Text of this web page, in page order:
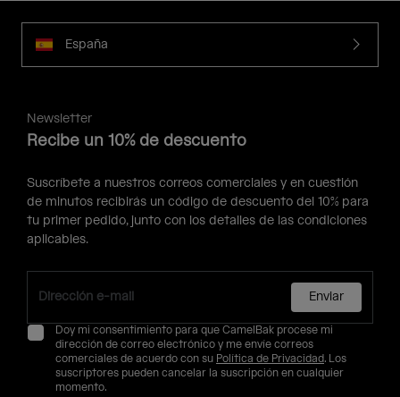
España
Newsletter
Recibe un 10% de descuento
Suscríbete a nuestros correos comerciales y en cuestión
de minutos recibirás un código de descuento del 10% para
tu primer pedido, junto con los detalles de las condiciones
aplicables.
Enviar
Doy mi consentimiento para que CamelBak procese mi
dirección de correo electrónico y me envíe correos
comerciales de acuerdo con su Política de Privacidad. Los
suscriptores pueden cancelar la suscripción en cualquier
momento.